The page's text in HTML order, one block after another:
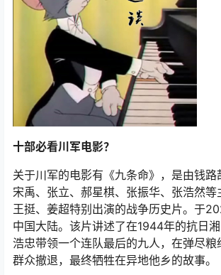
十部必看川军电影？
关于川军的电影有《九条命》，是由钱路
宋禹、张立、郝星棋、张振华、张浩然等
王挺、姜超特别出演的战争历史片。于
中国大陆。该片讲述了在1944年的抗日
浩忠带领一个连队最后的九人，在弹尽粮
群众撤退，最终牺牲在异地他乡的故事。